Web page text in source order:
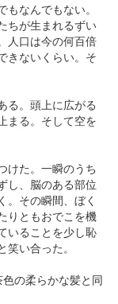
なんでもない。
ちが生まれるずい
人口は今の何百倍
きないくらい。そ
る。頭上に広がる
まる。そして空を
けた。一瞬のうち
し、脳のある部位
。その瞬間、ぼく
りともおでこを機
いることを少し恥
い合った。
の柔らかな髪と同